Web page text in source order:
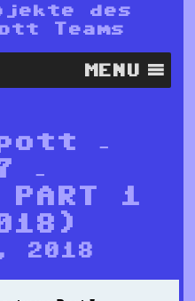
des
Teams
MENU
–
–
1
2018